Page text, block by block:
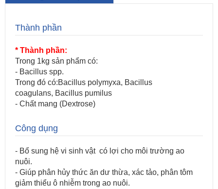
Thành phần
* Thành phần:
Trong 1kg sản phẩm có:
- Bacillus spp.
Trong đó có:Bacillus polymyxa, Bacillus
coagulans, Bacillus pumilus
- Chất mang (Dextrose)
Công dụng
- Bổ sung hệ vi sinh vật có lợi cho môi trường ao
nuôi.
- Giúp phân hủy thức ăn dư thừa, xác tảo, phân tôm
giảm thiểu ô nhiễm trong ao nuôi.